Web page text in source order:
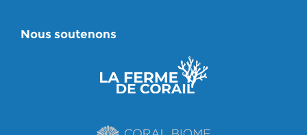
Nous soutenons